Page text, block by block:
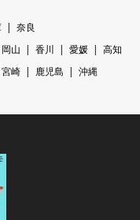
奈良
岡山 香川 愛媛
高知
宮崎 鹿児島 沖縄